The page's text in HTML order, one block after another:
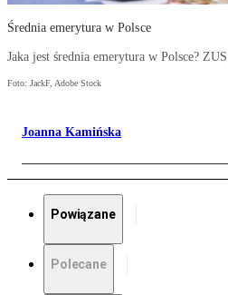
Średnia emerytura w Polsce
Jaka jest średnia emerytura w Polsce?
Foto: JackF, Adobe Stock
Joanna Kamińska
Powiązane
Polecane